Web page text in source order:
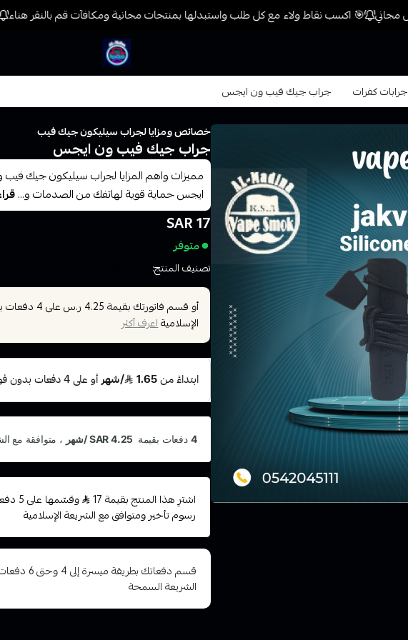
🎯 اكسب نقاط ولاء مع كل طلب واستبدلها بمنتجات مجانية ومكافآت قم بالنقر هناء 🎉
فيب المدينة
جرابات كفرات جراب جيك فيب ون ايجس
خصائص ومزايا لجراب سيليكون جيك فيب
جراب جيك فيب ون ايجس
مميزات واهم المزايا لجراب سيليكون جيك
ايجس حماية قوية لهاتفك من الصدمات و...
17 SAR
متوفر
تصنيف المنتج:
أو قسم فاتورتك بقيمة 4.25 ر.س على4 دفعات
الإسلاميةاعرف أكثر
اشترِ هذا المنتج بقيمة 17
رسوم تأخير ومتوافق مع الشريعة الإسلامية
قسم دفعاتك
الشريعة السمحة